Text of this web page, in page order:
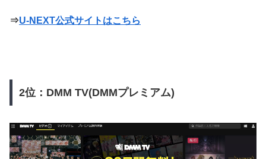
⇒U-NEXT公式サイトはこちら
2位：DMM TV(DMMプレミアム)